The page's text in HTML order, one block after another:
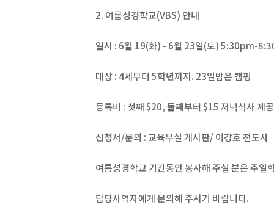
2. 여름성경학교(VBS) 안내
일시 : 6월 19(화) - 6월 23일(토) 5:30pm-
대상 : 4세부터 5학년까지. 23일밤은 캠핑
등록비 : 첫째 $20, 둘째부터 $15 저녁식사 제공
신청서/문의 : 교육부실 게시판/ 이강호 전도사
여름성경학교 기간동안 봉사해 주실 분은 주일
담당사역자에게 문의해 주시기 바랍니다.